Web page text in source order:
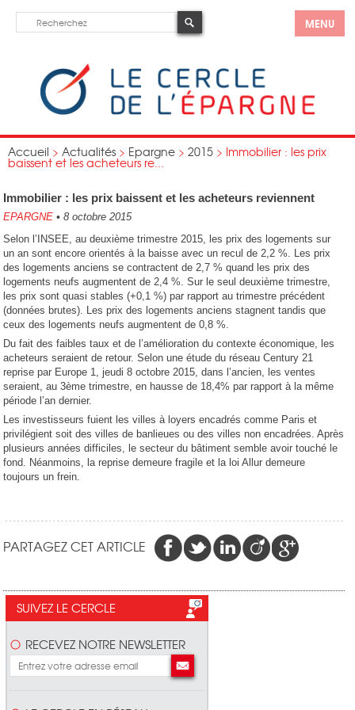
MENU
Accueil > Actualités > Epargne > 2015 > Immobilier : les prix
baissent et les acheteurs re...
Immobilier : les prix baissent et les acheteurs reviennent
EPARGNE • 8 octobre 2015
Selon l’INSEE, au deuxième trimestre 2015, les prix des logements sur
un an sont encore orientés à la baisse avec un recul de 2,2 %. Les prix
des logements anciens se contractent de 2,7 % quand les prix des
logements neufs augmentent de 2,4 %. Sur le seul deuxième trimestre,
les prix sont quasi stables (+0,1 %) par rapport au trimestre précédent
(données brutes). Les prix des logements anciens stagnent tandis que
ceux des logements neufs augmentent de 0,8 %.
Du fait des faibles taux et de l’amélioration du contexte économique, les
acheteurs seraient de retour. Selon une étude du réseau Century 21
reprise par Europe 1, jeudi 8 octobre 2015, dans l’ancien, les ventes
seraient, au 3ème trimestre, en hausse de 18,4% par rapport à la même
période l’an dernier.
Les investisseurs fuient les villes à loyers encadrés comme Paris et
privilégient soit des villes de banlieues ou des villes non encadrées. Après
plusieurs années difficiles, le secteur du bâtiment semble avoir touché le
fond. Néanmoins, la reprise demeure fragile et la loi Allur demeure
toujours un frein.
PARTAGEZ CET ARTICLE
SUIVEZ LE CERCLE
RECEVEZ NOTRE NEWSLETTER